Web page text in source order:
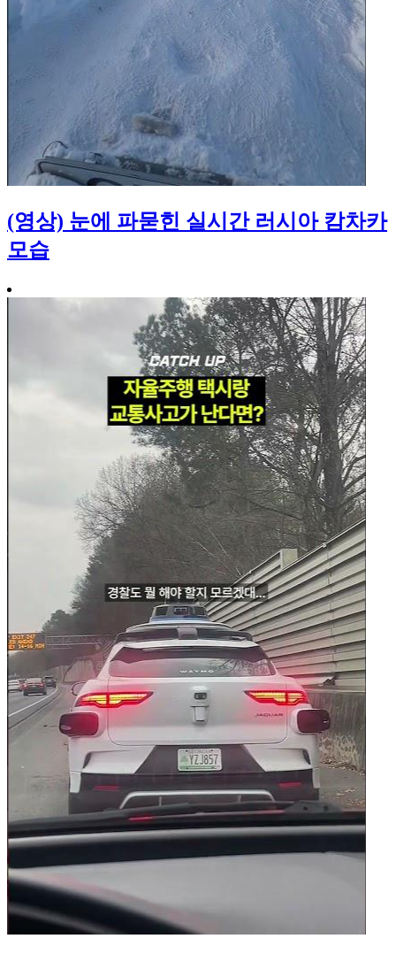
(영상) 눈에 파묻힌 실시간 러시아 캄차카
모습